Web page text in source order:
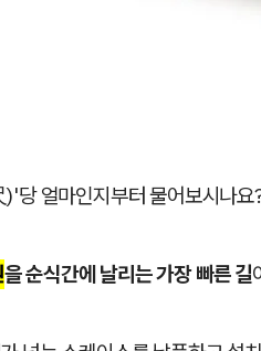
당 얼마인지부터 물어보시나요
을 순식간에 날리는 가장 빠른 길